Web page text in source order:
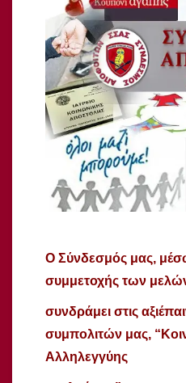
Ο Σύνδεσμός μας,
συμμετοχής των
συνδράμει στις
συμπολιτών μας,
Αλληλεγγύης